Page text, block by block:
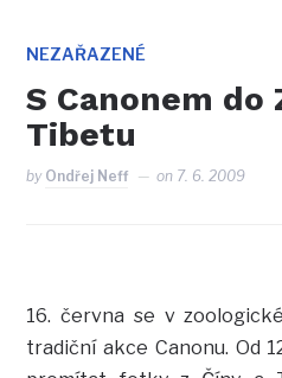
NAVIGATION
NEZAŘAZENÉ
S Canonem do
Tibetu
by Ondřej Neff on 7. 6. 2009
16. června se v
tradiční akce Canonu. Od